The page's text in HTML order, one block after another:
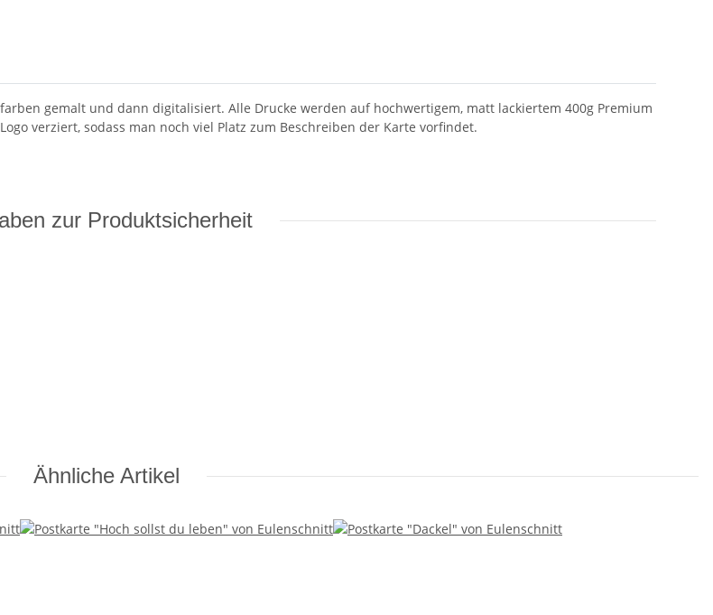
gemalt und dann digitalisiert. Alle Drucke werden auf hochwertigem, matt lackiertem 400g Premium
verziert, sodass man noch viel Platz zum Beschreiben der Karte vorfindet.
zur Produktsicherheit
Ähnliche Artikel